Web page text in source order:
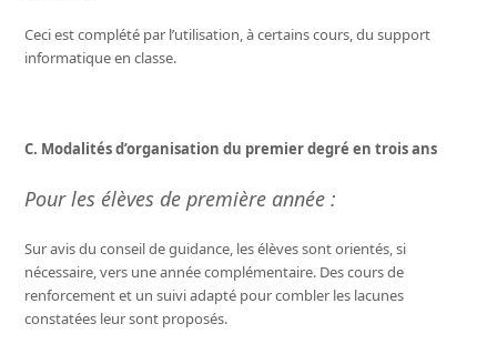
Ceci est complété par l’utilisation, à certains cours, du support
informatique en classe.
C. Modalités d’organisation du premier degré en trois ans
Pour les élèves de première année :
Sur avis du conseil de guidance, les élèves sont orientés, si
nécessaire, vers une année complémentaire. Des cours de
renforcement et un suivi adapté pour combler les lacunes
constatées leur sont proposés.